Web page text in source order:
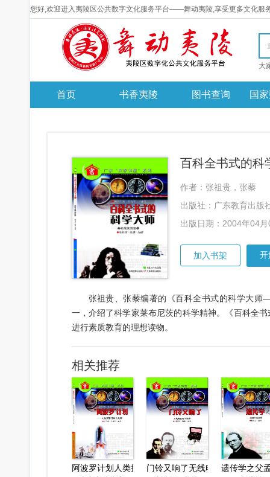
您好,欢迎进入夷陵区公共数字文化服务平台——舞动夷陵,享受更多文化服
首页 书香夷陵 图书查询 国
作者：张祖贵，张藜
出版社：广东教育出版
出版日期：2004年04月
加入书架 开
张祖贵、张藜编著的《百科全书式的科学大
一，介绍了科学家莱布尼茨的科学精神。《百科全
进行素质教育的理想读物。
相关推荐
阿波罗计划人类探索月球的故事门铃又响了无线电发明的故事
遗传学之父